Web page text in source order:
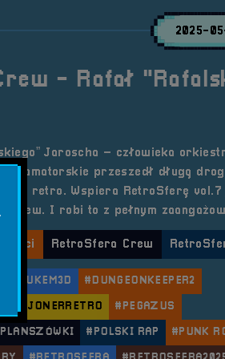
2025-
- Rafał
Jaroscha – człowieka
amatorskie przeszedł długą
do retro. Wspiera RetroSferę vol.7
Crew. I robi to z pełnym
RetroSfera Crew
#DUNGEONKEEPER2
#PEGAZUS
#POLSKI RAP #PUNK